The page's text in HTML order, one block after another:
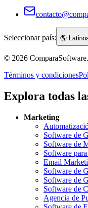
Seleccionar país: 🌎
© 2026 ComparaSoftware.
Términos y condiciones
Explora todas
Marketing
Software de
Software de
Software
Email
Software de
Software de
Software de
Agencia de